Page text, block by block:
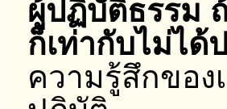
ผู้ปฏิบัติธรรม
ก็เท่ากับไม่ไ
ความรู้สึกของ